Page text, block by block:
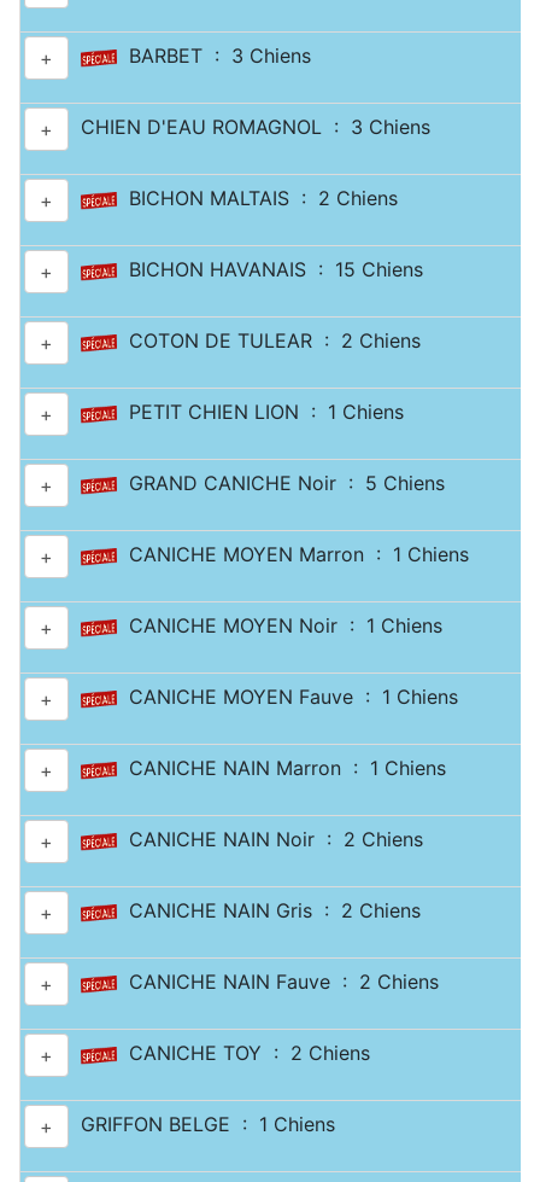
+ BARBET : 3 Chiens
+ CHIEN D'EAU ROMAGNOL : 3 Chiens
+ BICHON MALTAIS : 2 Chiens
+ BICHON HAVANAIS : 15 Chiens
+ COTON DE TULEAR : 2 Chiens
+ PETIT CHIEN LION : 1 Chiens
+ GRAND CANICHE Noir : 5 Chiens
+ CANICHE MOYEN Marron : 1 Chiens
+ CANICHE MOYEN Noir : 1 Chiens
+ CANICHE MOYEN Fauve : 1 Chiens
+ CANICHE NAIN Marron : 1 Chiens
+ CANICHE NAIN Noir : 2 Chiens
+ CANICHE NAIN Gris : 2 Chiens
+ CANICHE NAIN Fauve : 2 Chiens
+ CANICHE TOY : 2 Chiens
+ GRIFFON BELGE : 1 Chiens